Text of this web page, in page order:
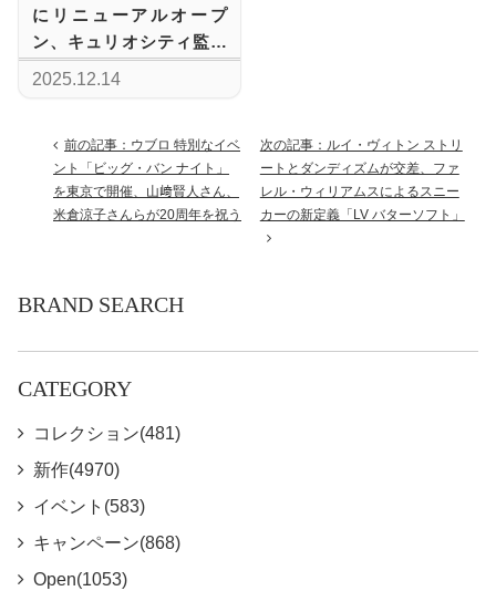
にリニューアルオープ
ン、キュリオシティ監修
の空間でブランドの世界
2025.12.14
前の記事：ウブロ 特別なイベ
ント「ビッグ・バン ナイト」
を東京で開催、山﨑賢人さん、
米倉涼子さんらが20周年を祝う
次の記事：ルイ・ヴィトン ストリ
ートとダンディズムが交差、ファ
レル・ウィリアムスによるスニー
カーの新定義「LV バターソフト」
BRAND SEARCH
CATEGORY
コレクション(481)
新作(4970)
イベント(583)
キャンペーン(868)
Open(1053)